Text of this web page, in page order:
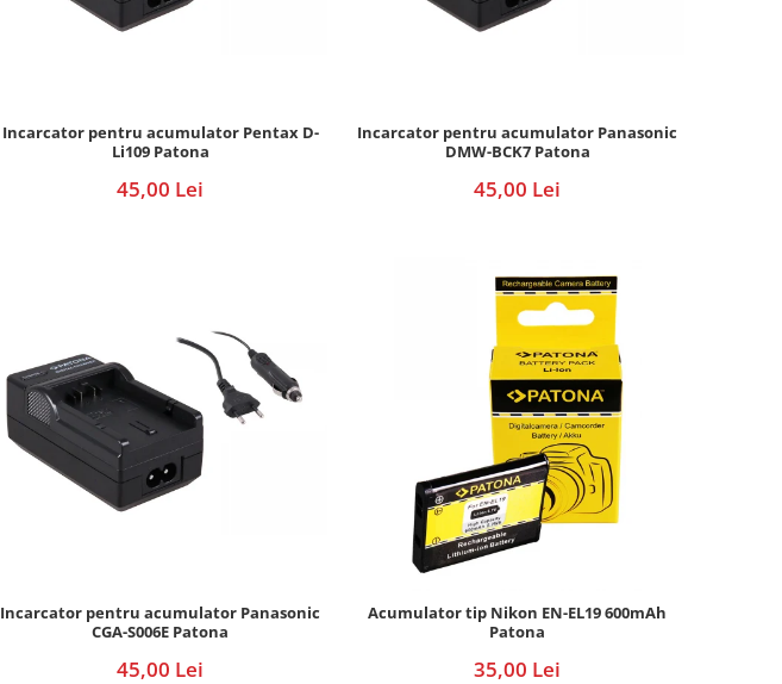
Incarcator pentru acumulator Pentax D-
Li109 Patona
45,00 Lei
Incarcator pentru acumulator Panasonic
DMW-BCK7 Patona
45,00 Lei
Incarcator pentru acumulator Panasonic
CGA-S006E Patona
45,00 Lei
Acumulator tip Nikon EN-EL19 600mAh
Patona
35,00 Lei